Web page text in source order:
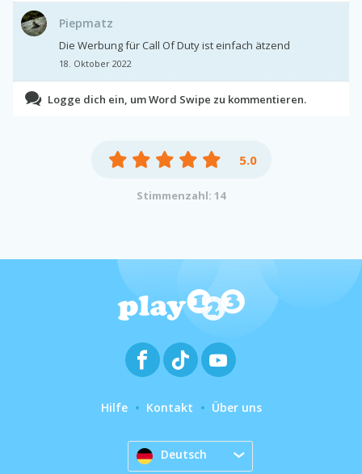
Piepmatz
Die Werbung für Call Of Duty ist einfach ätzend
18. Oktober 2022
Logge dich ein, um Word Swipe zu kommentieren.
5.0
Stimmenzahl: 14
Hilfe Kontakt Über uns
Deutsch